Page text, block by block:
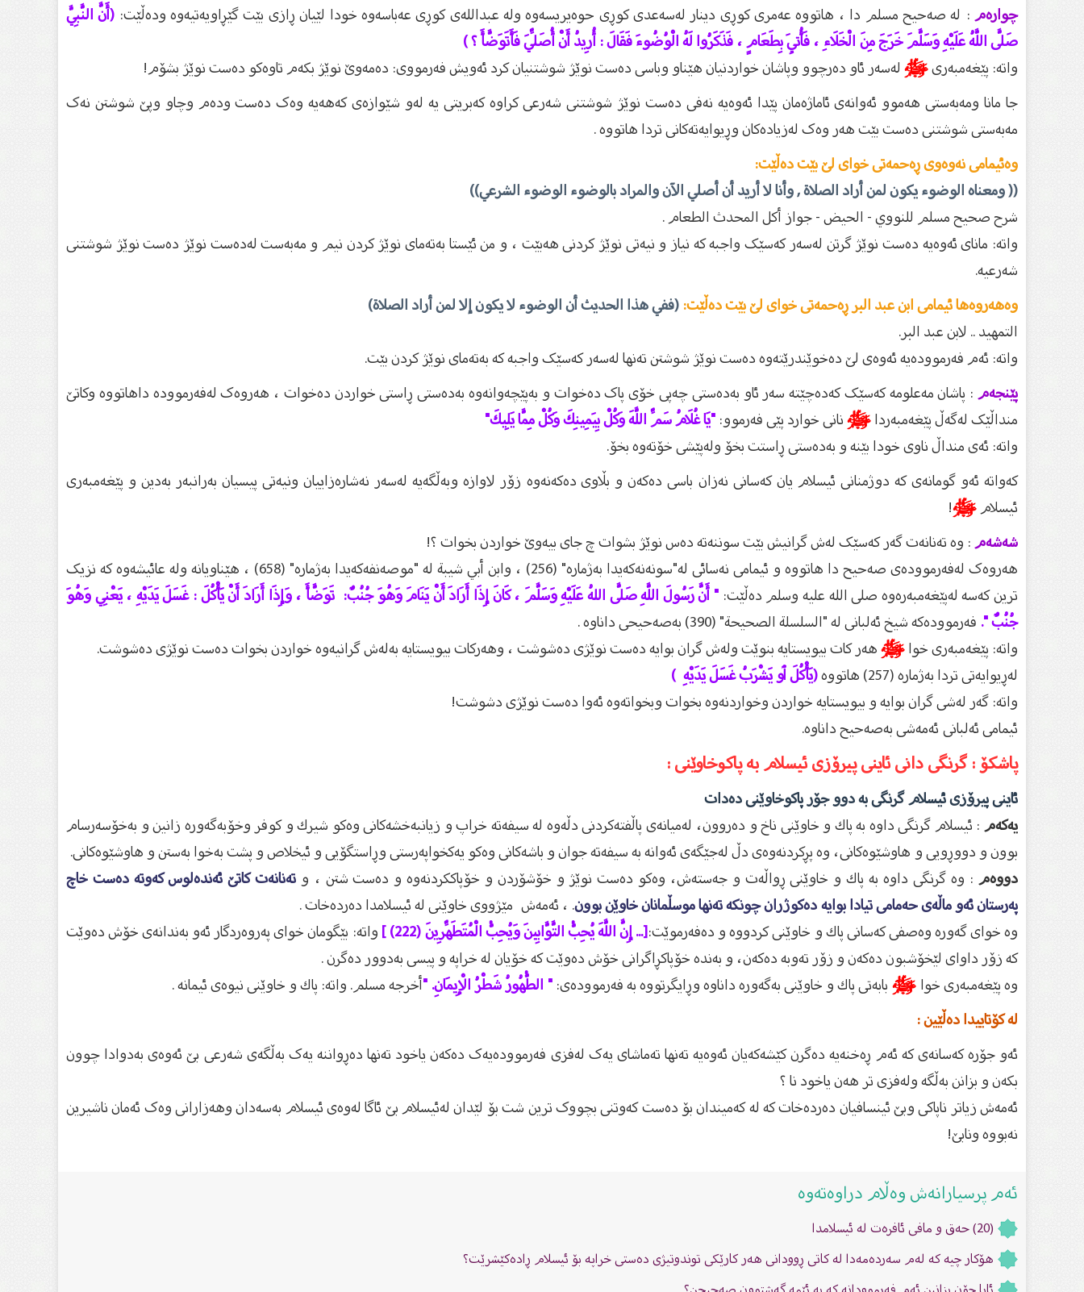
چوارەم: لە صەحيح مسلم دا ، هاتووە عەمری کوڕی دینار لەسەعدی کوڕی حوەیریسەوە ولە عبداللەی کوڕی عەباسەوە خودا لێیان ڕازی بێت گێڕاویەتیەوە ودەڵێت: (أَنَّ النَّبِيَّ
صَلَّى اللَّهُ عَلَيْهِ وَسَلَّمَ خَرَجَ مِنَ الْخَلَاءِ ، فَأُتِيَ بِطَعَامٍ ، فَذَكَرُوا لَهُ الْوُضُوءَ فَقَالَ : أُرِيدُ أَنْ أُصَلِّيَ فَأَتَوَضَّأَ ؟ )
واتە: پێغەمبەریﷺلەسەر ئاو دەرچوو وپاشان خواردنیان هێناو وباسی دەست نوێژ شوشتنیان کرد ئەویش فەرمووی: دەمەوێ نوێژ بکەم تاوەکو دەست نوێژ بشۆم!
جا مانا ومەبەستی هەموو ئەوانەی ئاماژەمان پێدا ئەوەیە نەفی دەست نوێژ شوشتنی شەرعی کراوە کەبریتی یە لەو شێوازەی کەهەیە وەک دەست ودەم وچاو وپێ شوشتن نەک
مەبەستی شوشتنی دەست بێت هەر وەک لەزیادەکان وڕیوایەتەکانی تردا هاتووە .
وەئیمامی نەوەوی ڕەحمەتی خوای لێ بێت دەڵێت:
(( ومعناه الوضوء يكون لمن أراد الصلاة , وأنا لا أريد أن أصلي الآن والمراد بالوضوء الوضوء الشرعي))
شرح صحيح مسلم للنووي - الحيض - جواز أكل المحدث الطعام .
واتە: مانای ئەوەیە دەست نوێژ گرتن لەسەر کەسێک واجبە کە نیاز و نیەتی نوێژ کردنی هەبێت ، و من ئێستا بەتەمای نوێژ کردن نیم و مەبەست لەدەست نوێژ دەست نوێژ شوشتنی
شەرعیە.
وەهەروەها ئیمامی ابن عبد البر ڕەحمەتی خوای لێ بێت دەڵێت:(ففي هذا الحديث أن الوضوء لا يكون إلا لمن أراد الصلاة)
التمهيد .. لابن عبد البر.
واتە: ئەم فەرموودەیە ئەوەی لێ دەخوێندرێتەوە دەست نوێژ شوشتن تەنها لەسەر کەسێک واجبە کە بەتەمای نوێژ کردن بێت.
پێنجەم: پاشان مەعلومە کەسێک کەدەچێتە سەر ئاو بەدەستی چەپی خۆی پاک دەخوات و بەپێچەوانەوە بەدەستی ڕاستی خواردن دەخوات ، هەروەک لەفەرموودە داهاتووە وکاتێ
منداڵێک لەگەڵ پێغەمبەرداﷺنانی خوارد پێی فەرموو:"يَا غُلَامُ سَمِّ اللَّهَ وَكُلْ بِيَمِينِكَ وَكُلْ مِمَّا يَلِيكَ"
واتە: ئەی منداڵ ناوی خودا بێنه و بەدەستی ڕاستت بخۆ ولەپێشی خۆتەوە بخۆ.
کەواتە ئەو گومانەی کە دوژمنانی ئیسلام یان کەسانى نەزان باسی دەکەن و بڵاوى دەکەنەوە زۆر لاوازە وبەڵگەیە لەسەر نەشارەزاییان ونیەتی پیسیان بەرانبەر بەدین و پێغەمبەری
ئیسلامﷺ!
شەشەم: وە تەنانەت گەر کەسێک لەش گرانیش بێت سوننەتە دەس نوێژ بشوات چ جای بیەوێ خواردن بخوات ؟!
هەروەک لەفەرموودەی صەحیح دا هاتووە و ئیمامی نەسائی لە"سونەنەکەیدا بەژمارە" (256) ، وابن أبي شيبة لە "موصەنفەکەیدا بەژمارە" (658) ، هێناویانە ولە عائیشەوە کە نزیک
ترین کەسە لەپێغەمبەرەوە صلی اللە علیە وسلم دەڵێت: " أَنَّ رَسُولَ اللَّهِ صَلَّى اللهُ عَلَيْهِ وَسَلَّمَ ، كَانَ إِذَا أَرَادَ أَنْ يَنَامَ وَهُوَ جُنُبٌ: تَوَضَّأَ ، وَإِذَا أَرَادَ أَنْ يَأْكُلَ : غَسَلَ يَدَيْهِ ، يَعْنِي وَهُوَ
جُنُبٌ ". فەرموودەکە شيخ ئەلبانی لە "السلسلة الصحيحة" (390) بەصەحیحی داناوە .
واتە: پێغەمبەری خواﷺهەر کات بیویستایە بنوێت ولەش گران بوایە دەست نوێژی دەشوشت ، وهەرکات بیویستایە بەلەش گرانیەوە خواردن بخوات دەست نوێژی دەشوشت.
لەڕیوایەتی تردا بەژمارە (257) هاتووە
(يَأْكُلَ ٲو يَشْرَبُ غَسَلَ يَدَيْهِ )
واتە: گەر لەشی گران بوایە و بیویستایە خواردن وخواردنەوە بخوات وبخواتەوە ئەوا دەست نوێژی دشوشت!
ئیمامى ئەلبانى ئەمەشی بەصەحیح داناوە.
پاشکۆ : گرنگى دانى ئاینى پیرۆزى ئیسلام بە پاکوخاوێنى :
ئاینى پیرۆزى ئیسلام گرنگى بە دوو جۆر پاکوخاوێنى دەدات
یەکەم: ئیسلام گرنگى داوه‌ به‌ پاك و خاوێنى ناخ و ده‌روون، له‌میانه‌ى پاڵفته‌كردنى دڵه‌وه‌ له‌ سیفه‌ته‌ خراپ و زیانبه‌خشه‌كانى وه‌كو شیرك و كوفر وخۆبه‌گه‌وره‌ زانین و به‌خۆسه‌رسام
بوون و دووڕویی و هاوشێوه‌كانى، وه‌ پڕكردنه‌وه‌ى دڵ له‌جێگه‌ى ئه‌وانه‌ به‌ سیفه‌ته‌ جوان و باشه‌كانى وه‌كو یه‌كخواپه‌رستى وڕاستگۆیی و ئیخلاص و پشت به‌خوا به‌ستن و هاوشێوه‌كانى.
دووەم: وە گرنگى داوه‌ به‌ پاك و خاوێنى ڕواڵه‌ت و جه‌سته‌ش، وەکو دەست نوێژ و خۆشۆردن و خۆپاککردنەوە و دەست شتن ، وتەنانەت کاتێ ئەندەلوس کەوتە دەست خاچ
پەرستان ئەو ماڵەی حەمامی تیادا بوایە دەکوژران چونکە تەنها موسڵمانان خاوێن بوون. ، ئەمەش مێژووی خاوێنی لە ئیسلامدا دەردەخات .
وه‌ خواى گه‌وره‌ وه‌صفى كه‌سانى پاك و خاوێنى كردووه‌ و ده‌فه‌رموێت:[... إِنَّ اللَّهَ يُحِبُّ التَّوَّابِينَ وَيُحِبُّ الْمُتَطَهِّرِينَ (222) ]
واته‌: بێگومان خواى په‌روه‌ردگار ئه‌و به‌ندانه‌ى خۆش ده‌وێت
كه‌ زۆر داواى لێخۆشبون ده‌كه‌ن و زۆر ته‌وبه‌ ده‌كه‌ن، و به‌نده‌ خۆپاكڕاگرانى خۆش ده‌وێت كه‌ خۆیان له‌ خراپه‌ و پیسى به‌دوور ده‌گرن .
وه‌ پێغه‌مبه‌رى خواﷺبابه‌تى پاك و خاوێنى به‌گه‌وره‌ داناوه‌ وڕایگرتووه‌ به‌ فه‌رمووده‌ى:" الطُّهُورُ شَطْرُ الْإِيمَانِ. "أخرجه مسلم. واته‌: پاك و خاوێنى نیوه‌ى ئیمانه‌ .
لە کۆتاییدا دەڵێین :
ئەو جۆرە کەسانەی کە ئەم ڕەخنەیە دەگرن کێشەکەیان ئەوەیە تەنها تەماشای یەک لەفزی فەرموودەیەک دەکەن یاخود تەنها دەڕواننە یەک بەڵگەی شەرعی بێ ئەوەی بەدوادا چوون
بکەن و بزانن بەڵگە ولەفزی تر هەن یاخود نا ؟
ئەمەش زیاتر ناپاکی وبێ ئینسافیان دەردەخات کە لە کەمیندان بۆ دەست کەوتنی بچووک ترین شت بۆ لێدان لەئیسلام بێ ئاگا لەوەی ئیسلام بەسەدان وهەزارانی وەک ئەمان ناشیرین
نەبووە ونابێ!
ئەم پرسیارانەش وەڵام دراوەتەوە
(20) حەق و مافی ئافرەت لە ئیسلامدا
هۆكار چیە كه لەم سەردەمەدا لە كاتی ڕوودانی هەر كارێكی توندوتیژی دەستی خراپە بۆ ئیسلام ڕادەكێشرێت؟